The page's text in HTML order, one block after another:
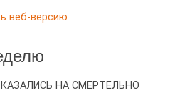
веб-версию
НА СМЕРТЕЛЬНО